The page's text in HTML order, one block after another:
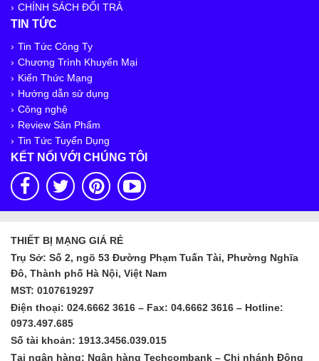
CHÍNH SÁCH ĐỔI TRẢ
TIN TỨC
Tin Tức Công Ty
Chương Trình Khuyến Mại
Kiến Thức Mạng
Hướng dẫn sử dụng
Công nghệ
Review Sản Phẩm
Tin Tức Tuyển Dụng
KẾT NỐI VỚI CHÚNG TÔI
THIẾT BỊ MẠNG GIÁ RẺ
Trụ Sở: Số 2, ngõ 53 Đường Phạm Tuấn Tài, Phường Nghĩa
Đô, Thành phố Hà Nội, Việt Nam
MST: 0107619297
Điện thoại: 024.6662 3616 – Fax: 04.6662 3616 – Hotline:
0973.497.685
Số tài khoản: 1913.3456.039.015
Tại ngân hàng: Ngân hàng Techcombank – Chi nhánh Đông